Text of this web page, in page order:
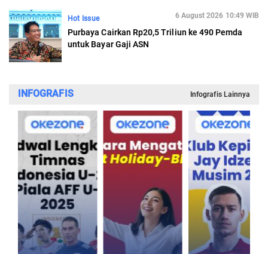
Hot Issue 6 August 2026 10:49 WIB
Purbaya Cairkan Rp20,5 Triliun ke 490 Pemda
untuk Bayar Gaji ASN
INFOGRAFIS Infografis Lainnya